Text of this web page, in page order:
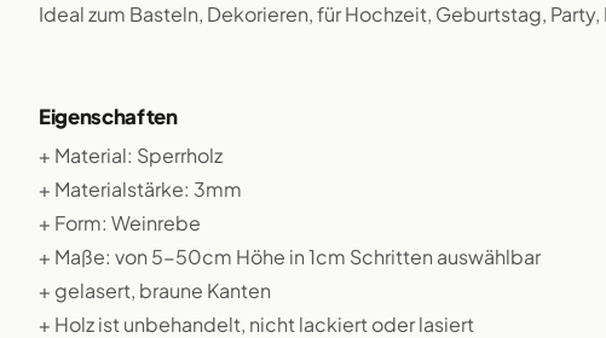
Ideal zum Basteln, Dekorieren, für Hochzeit, Geburtstag,
Eigenschaften
+ Material: Sperrholz
+ Materialstärke: 3mm
+ Form: Weinrebe
+ Maße: von 5-50cm Höhe in 1cm Schritten auswählbar
+ gelasert, braune Kanten
+ Holz ist unbehandelt, nicht lackiert oder lasiert